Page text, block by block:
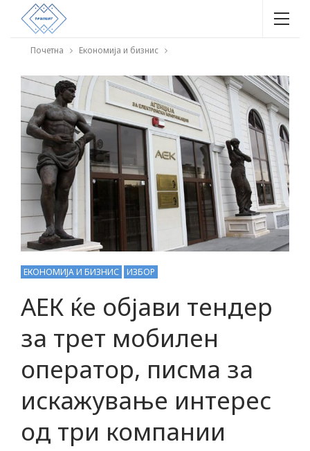
Почетна Економија и бизнис
ЕКОНОМИЈА И БИЗНИС ИЗБОР
АЕК ќе објави тендер
за трет мобилен
оператор, писма за
искажување интерес
од три компании